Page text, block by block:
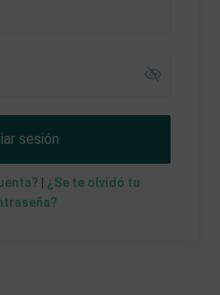
sesión
¿Se te olvidó tu